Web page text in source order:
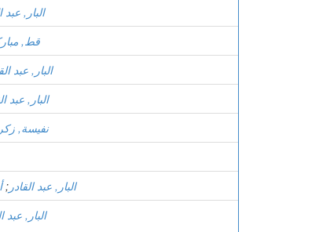
البار, عبد
قط,
البار, عبد
البار, عبد
نفيسة,
البار, عبد القادر ;
البار, عبد